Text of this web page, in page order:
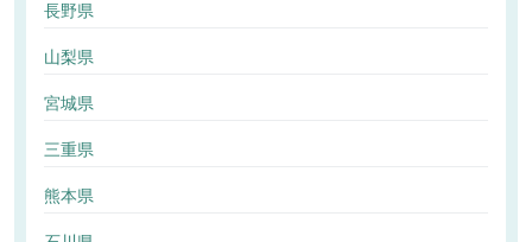
長野県
山梨県
宮城県
三重県
熊本県